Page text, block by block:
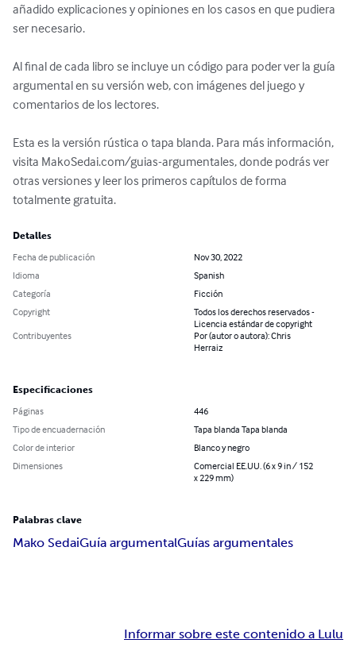
añadido explicaciones y opiniones en los casos en que pudiera
ser necesario.
Al final de cada libro se incluye un código para poder ver la guía
argumental en su versión web, con imágenes del juego y
comentarios de los lectores.
Esta es la versión rústica o tapa blanda. Para más información,
visita MakoSedai.com/guias-argumentales, donde podrás ver
otras versiones y leer los primeros capítulos de forma
totalmente gratuita.
Detalles
Fecha de publicación
Nov 30, 2022
Idioma
Spanish
Categoría
Ficción
Copyright
Todos los derechos reservados -
Licencia estándar de copyright
Contribuyentes
Por (autor o autora): Chris
Herraiz
Especificaciones
Páginas
446
Tipo de encuadernación
Tapa blanda Tapa blanda
Color de interior
Blanco y negro
Dimensiones
Comercial EE.UU. (6 x 9 in / 152
x 229 mm)
Palabras clave
Mako SedaiGuía argumentalGuías argumentales
Informar sobre este contenido a Lulu